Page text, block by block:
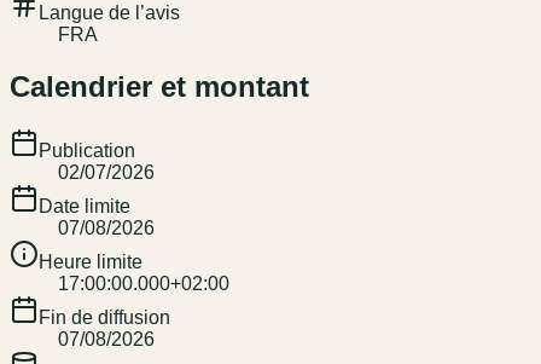
Langue de l’avis
FRA
Calendrier et montant
Publication
02/07/2026
Date limite
07/08/2026
Heure limite
17:00:00.000+02:00
Fin de diffusion
07/08/2026